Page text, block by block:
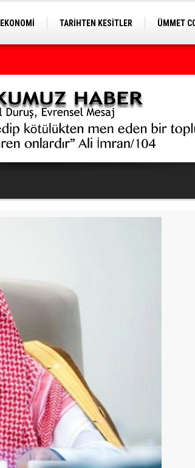
EKONOMİ TARİHTEN KESİTLER
ÜMMET